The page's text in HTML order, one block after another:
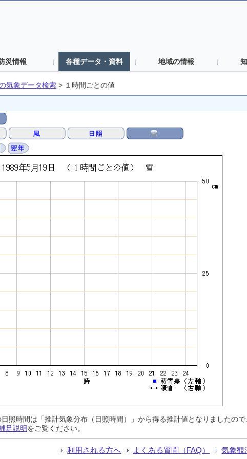
災情報 各種データ・資料 地域の情報
気象データ検索 > １時間ごとの値
照時間は「推計気象分布（日照時間）」から得る推計値となりましたの
足説明をご覧ください。
利用される方へ よくある質問（FAQ） 気象観